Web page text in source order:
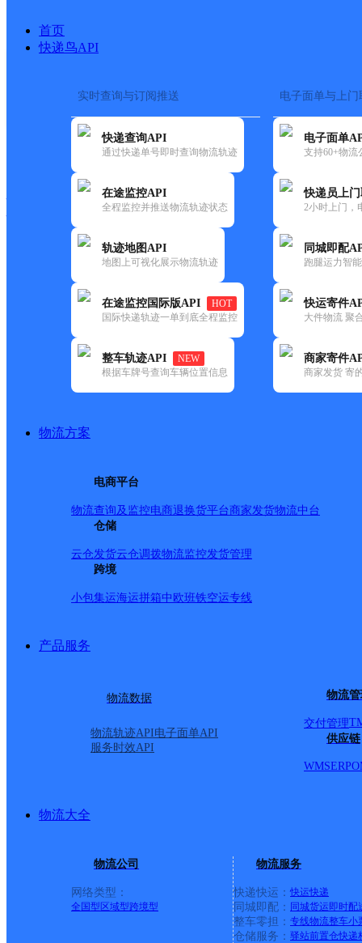
首页
快递鸟API
实时查询与订阅推送
快递查询API
通过快递单号即时查询物流轨迹
在途监控API
全程监控并推送物流轨迹状态
轨迹地图API
地图上可视化展示物流轨迹
在途监控国际版API
HOT
国际快递轨迹一单到底全程监控
整车轨迹API
NEW
根据车牌号查询车辆位置信息
电子面单与上门
电子面单
支持60+物流
快递员上
2小时上门，
同城即配
跑腿运力智
快运寄件
大件物流 聚
商家寄件
商家发货 寄
物流方案
电商平台
物流查询及监控电商退换货平台商家发货物流中台
仓储
云仓发货云仓调拨物流监控发货管理
跨境
小包集运海运拼箱中欧班铁空运专线
产品服务
物流数据
物流轨迹API电子面单API
服务时效API
物流
交付管理
供应链
WMSERP
物流大全
物流公司
网络类型：
全国型 区域型跨境型
物流服务
快递快运： 快运快递
同城即配： 同城货运即时配
整车零担： 专线物流整车小
仓储服务： 驿站前置仓快递
快运大全 快递时效
中通
雅安汉源县
更新时间：2022-07-14 00:00:00
所属快递：中通快递
所属区域：四川省-雅安市-汉源县
网点地址：文昌路152号
网点负责人：